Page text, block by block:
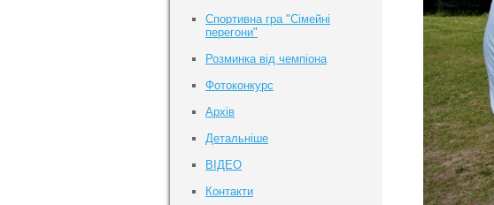
Спортивна гра "Сімейні
перегони"
Розминка від чемпіона
Фотоконкурс
Архів
Детальніше
ВІДЕО
Контакти